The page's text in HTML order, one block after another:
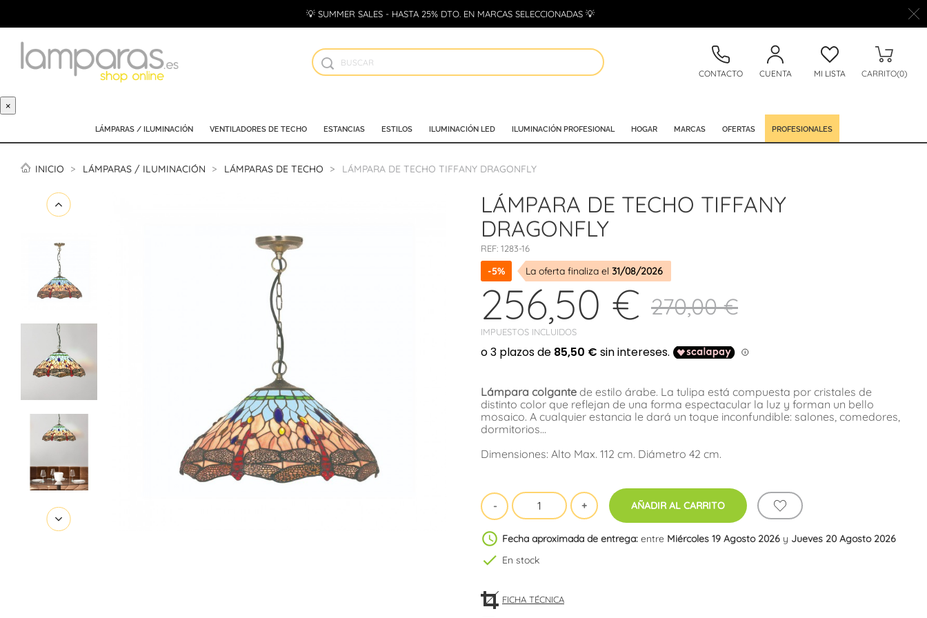
💡 SUMMER SALES - HASTA 25% DTO. EN MARCAS SELECCIONADAS 💡
CONTACTO CUENTA MI LISTA CARRITO(0)
×
LÁMPARAS / ILUMINACIÓN VENTILADORES DE TECHO ESTANCIAS ESTILOS ILUMINACIÓN LED ILUMINACIÓN PROFESIONAL HOGAR MARCAS OFERTAS PROFESIONALES
INICIO LÁMPARAS / ILUMINACIÓN LÁMPARAS DE TECHO LÁMPARA DE TECHO TIFFANY DRAGONFLY
LÁMPARA DE TECHO TIFFANY
DRAGONFLY
REF: 1283-16
-5% La oferta finaliza el 31/08/2026
256,50 €
IMPUESTOS INCLUIDOS
270,00 €
Lámpara colgante de estilo árabe. La tulipa está compuesta por cristales de
distinto color que reflejan de una forma espectacular la luz y forman un bello
mosaico. A cualquier estancia le dará un toque inconfundible: salones, comedores,
dormitorios...
Dimensiones: Alto Max. 112 cm. Diámetro 42 cm.
AÑADIR AL CARRITO
schedule Fecha aproximada de entrega: entre Miércoles 19 Agosto 2026 y Jueves 20 Agosto 2026
check En stock
FICHA TÉCNICA